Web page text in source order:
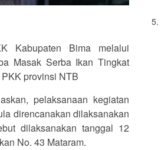
Kabupaten Bima melalui
Masak Serba Ikan Tingkat
provinsi NTB
pelaksanaan kegiatan
direncanakan dilaksanakan
dilaksanakan tanggal 12
No. 43 Mataram.